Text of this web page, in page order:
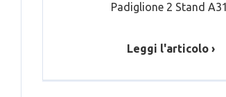
Padiglione 2 Stand
Leggi l'articolo ›